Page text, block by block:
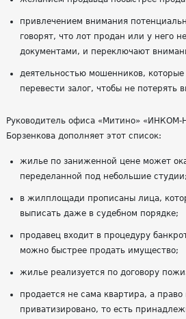
привлечением внимания
говорят, что лот продан или у него
документами, и переключают
деятельностью мошенников,
перевести залог, чтобы не потерять
Руководитель офиса «Митино»
Борзенкова дополняет этот список:
жилье по заниженной цене может
переделанной под небольшие студии;
в жилплощади прописаны лица,
выписать даже в судебном порядке;
продавец входит в процедуру
можно быстрее продать имущество;
жилье реализуется по договору
продается не сама квартира, а
приватизировано, то есть